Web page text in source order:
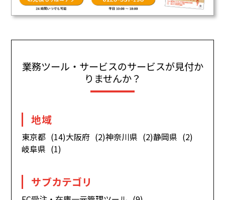
業務ツール・サービスのサービスが見付か
りませんか？
地域
東京都 (14)大阪府 (2)神奈川県 (2)静岡県 (2)
岐阜県 (1)
サブカテゴリ